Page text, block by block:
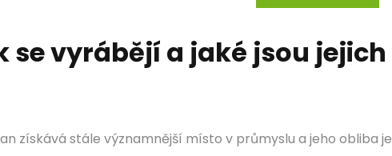
se vyrábějí a jaké jsou jejich
získává stále významnější místo v průmyslu a jeho obliba je